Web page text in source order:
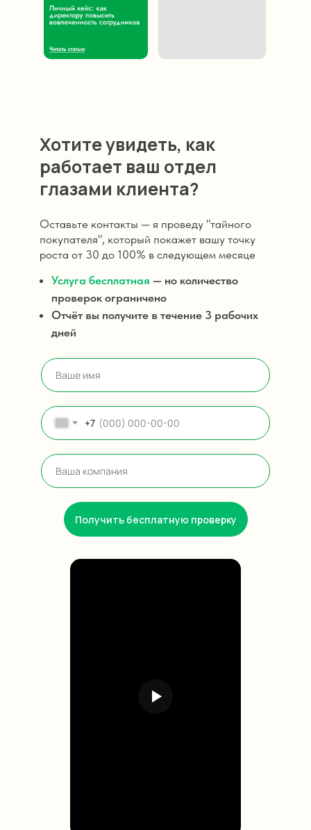
Хотите увидеть, как
работает ваш отдел
глазами клиента?
+7
Получить бесплатную проверку
Услуга бесплатная — но количество
проверок ограничено
Отчёт вы получите в течение 3 рабочих
дней
Оставьте контакты — я проведу "тайного
покупателя", который покажет вашу точку
роста от 30 до 100% в следующем месяце